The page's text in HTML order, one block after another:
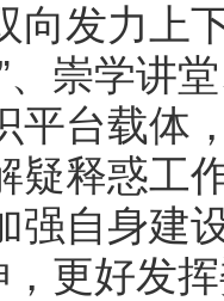
向发力上
、崇学讲
平台载体
疑释惑工
强自身建
，更好发